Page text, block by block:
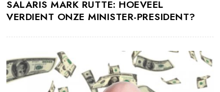
SALARIS MARK RUTTE: HOEVEEL
VERDIENT ONZE MINISTER-PRESIDENT?